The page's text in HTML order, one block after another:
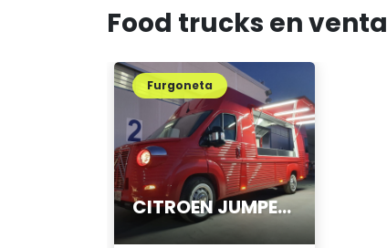
Food trucks en venta
CITROEN JUMPER TYPE HY
Furgoneta